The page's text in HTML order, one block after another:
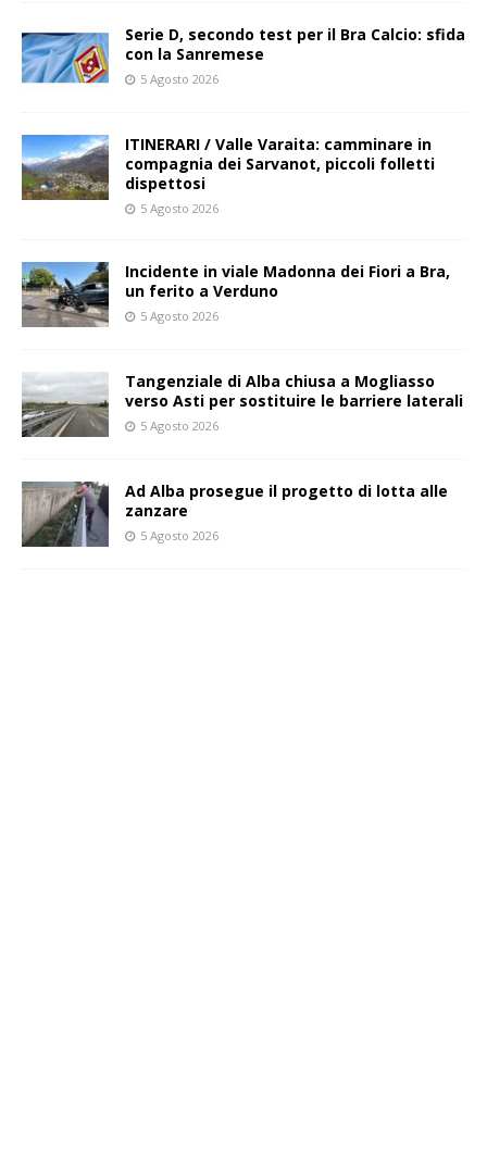
Serie D, secondo test per il Bra Calcio: sfida
con la Sanremese
5 Agosto 2026
ITINERARI / Valle Varaita: camminare in
compagnia dei Sarvanot, piccoli folletti
dispettosi
5 Agosto 2026
Incidente in viale Madonna dei Fiori a Bra,
un ferito a Verduno
5 Agosto 2026
Tangenziale di Alba chiusa a Mogliasso
verso Asti per sostituire le barriere laterali
5 Agosto 2026
Ad Alba prosegue il progetto di lotta alle
zanzare
5 Agosto 2026